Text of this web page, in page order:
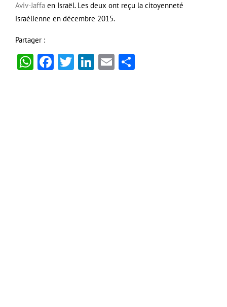
Aviv-Jaffa en Israël. Les deux ont reçu la citoyenneté
israélienne en décembre 2015.
Partager :
WhatsApp
Facebook
Twitter
LinkedIn
Email